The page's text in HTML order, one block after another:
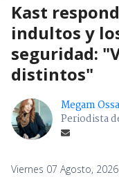
Kast
indultos y
seguridad:
distintos"
Megam
Periodista
Viernes 07 Agosto,